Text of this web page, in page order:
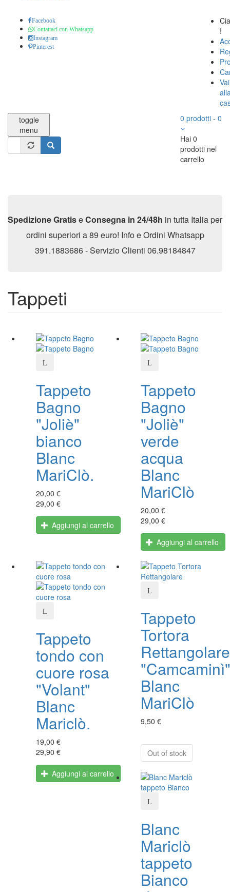
Facebook
Contattaci con Whatsapp
Instagram
Pinterest
!
Vai
toggle
menu
Form
0 prodotti - 0
Hai 0
prodotti nel
carrello
Spedizione GratiseConsegna in 24/48h in tutta Italia per
ordini superiori a 89 euro! Info e Ordini Whatsapp
391.1883686 - Servizio Clienti 06.98184847
Tappeti
Tappeto
Bagno
"Joliè"
bianco
Blanc
MariClò.
20,00 €
29,00 €
Aggiungi al carrello
Tappeto
Bagno
"Joliè"
verde
acqua
Blanc
MariClò
20,00 €
29,00 €
Aggiungi al carrello
Tappeto
tondo con
cuore rosa
"Volant"
Blanc
Mariclò.
19,00 €
29,90 €
Aggiungi al carrello
Tappeto
Tortora
Rettangolare
"Camcaminì"
Blanc
MariClò
9,50 €
Out of stock
Blanc
Mariclò
tappeto
Bianco